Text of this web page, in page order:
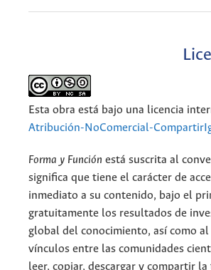
Esta obra está bajo una licencia
Atribución-NoComercial-
Forma y Función está suscrita al
significa que tiene el carácter de
inmediato a su contenido, bajo el
gratuitamente los resultados de
global del conocimiento, así como
vínculos entre las comunidades
leer, copiar, descargar y compartir